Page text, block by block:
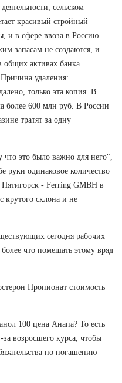
сельском
красивый стройный
и в сфере ввоза в Россию
запасам не создаются, и
активах банка
удаления:
только эта копия. В
более 600 млн руб. В России
тратят за одну
что это было важно для него",
руки одинаковое количество
- Ferring GMBH в
крутого склона и не
сегодня рабочих
что помешать этому вряд
Пропионат стоимость
100 цена Анапа? То есть
возросшего курса, чтобы
по погашению